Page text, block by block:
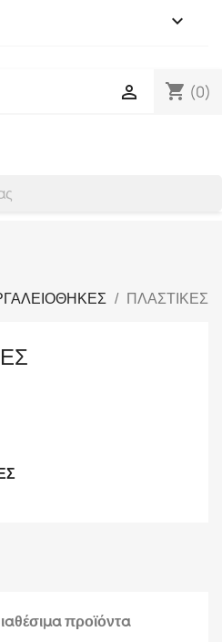

shopping_cart (0)

ΠΛΑΣΤΙΚΕΣ
προϊόντα